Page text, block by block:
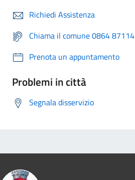
Richiedi Assistenza
Chiama il comune 0864 87114
Prenota un appuntamento
Problemi in città
Segnala disservizio